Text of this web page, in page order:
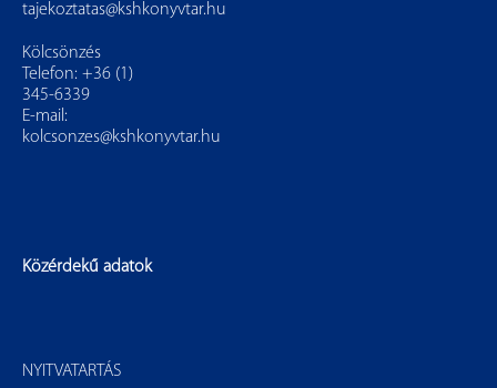
tajekoztatas@kshkonyvtar.hu
Kölcsönzés
Telefon: +36 (1)
345-6339
E-mail:
kolcsonzes@kshkonyvtar.hu
Közérdekű adatok
NYITVATARTÁS